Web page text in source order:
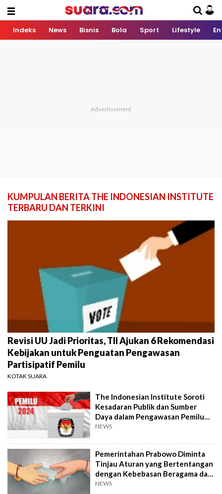
Indeks News Bisnis Bola Sport Lifestyle
KUMPULAN BERITA THE INDONESIAN INSTITUTE
TERBARU DAN TERKINI
Revisi UU Jadi Prioritas, TII Ajukan 6 Rekomendasi
Kebijakan untuk Penguatan Pengawasan
Partisipatif Pemilu
KOTAK SUARA
The Indonesian Institute Soroti
Kesadaran Publik dan Sumber
Daya dalam Pengawasan Pemilu
2024
NEWS
Pemerintahan Prabowo Diminta
Tinjau Aturan yang Bertentangan
dengan Kebebasan Beragama dan
Berkeyakinan
NEWS